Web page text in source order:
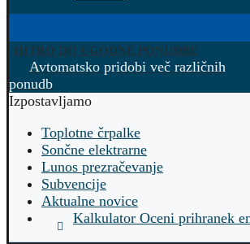
HITRO DO UGODNE PONUDBE
Avtomatsko pridobi več različnih
ponudb
Izpostavljamo
Toplotne črpalke
Sončne elektrarne
Lunos prezračevanje
Subvencije
Aktualne novice
Kalkulator Oceni prihranek